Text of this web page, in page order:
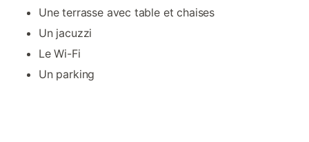
Une terrasse avec table et chaises
Un jacuzzi
Le Wi-Fi
Un parking